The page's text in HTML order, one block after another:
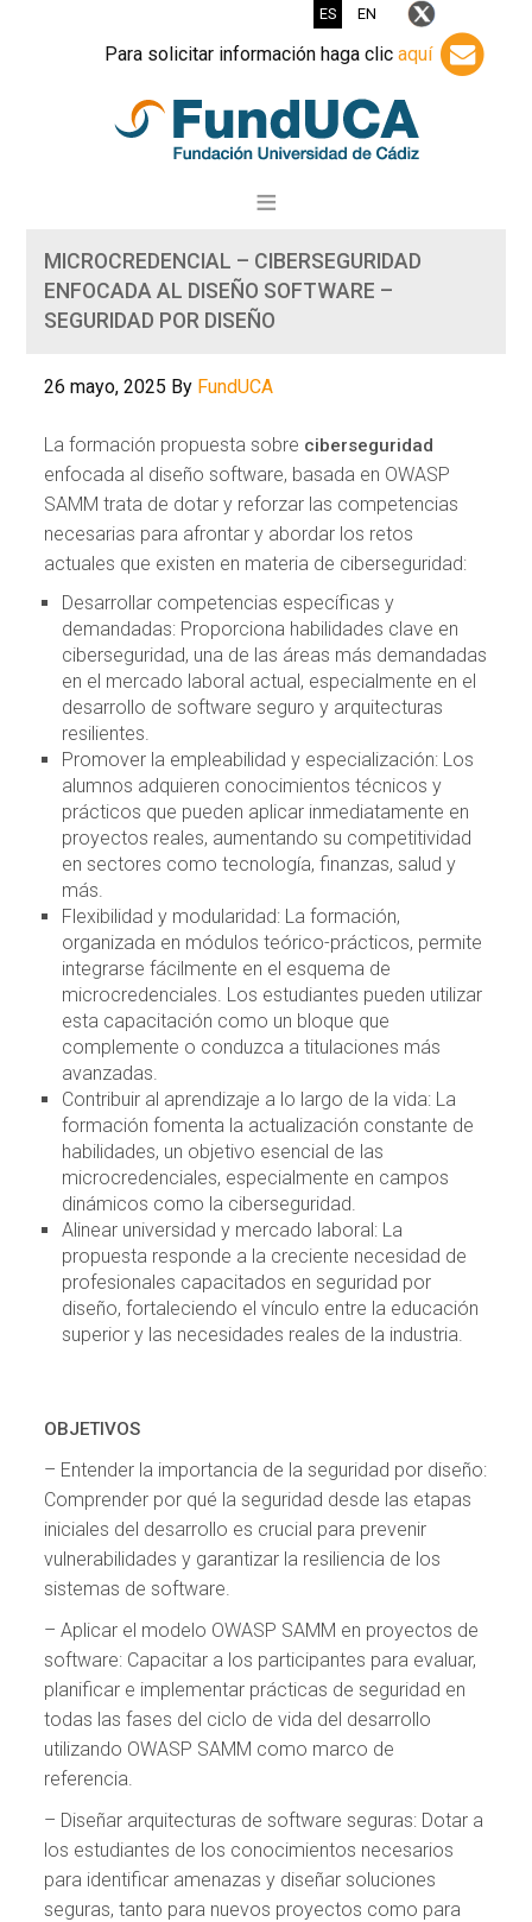
ES EN
Para solicitar información haga clic aquí
MICROCREDENCIAL – CIBERSEGURIDAD
ENFOCADA AL DISEÑO SOFTWARE –
SEGURIDAD POR DISEÑO
26 mayo, 2025 By FundUCA
La formación propuesta sobre ciberseguridad
enfocada al diseño software, basada en OWASP
SAMM trata de dotar y reforzar las competencias
necesarias para afrontar y abordar los retos
actuales que existen en materia de ciberseguridad:
Desarrollar competencias específicas y
demandadas: Proporciona habilidades clave en
ciberseguridad, una de las áreas más demandadas
en el mercado laboral actual, especialmente en el
desarrollo de software seguro y arquitecturas
resilientes.
Promover la empleabilidad y especialización: Los
alumnos adquieren conocimientos técnicos y
prácticos que pueden aplicar inmediatamente en
proyectos reales, aumentando su competitividad
en sectores como tecnología, finanzas, salud y
más.
Flexibilidad y modularidad: La formación,
organizada en módulos teórico-prácticos, permite
integrarse fácilmente en el esquema de
microcredenciales. Los estudiantes pueden utilizar
esta capacitación como un bloque que
complemente o conduzca a titulaciones más
avanzadas.
Contribuir al aprendizaje a lo largo de la vida: La
formación fomenta la actualización constante de
habilidades, un objetivo esencial de las
microcredenciales, especialmente en campos
dinámicos como la ciberseguridad.
Alinear universidad y mercado laboral: La
propuesta responde a la creciente necesidad de
profesionales capacitados en seguridad por
diseño, fortaleciendo el vínculo entre la educación
superior y las necesidades reales de la industria.
OBJETIVOS
– Entender la importancia de la seguridad por diseño:
Comprender por qué la seguridad desde las etapas
iniciales del desarrollo es crucial para prevenir
vulnerabilidades y garantizar la resiliencia de los
sistemas de software.
– Aplicar el modelo OWASP SAMM en proyectos de
software: Capacitar a los participantes para evaluar,
planificar e implementar prácticas de seguridad en
todas las fases del ciclo de vida del desarrollo
utilizando OWASP SAMM como marco de
referencia.
– Diseñar arquitecturas de software seguras: Dotar a
los estudiantes de los conocimientos necesarios
para identificar amenazas y diseñar soluciones
seguras, tanto para nuevos proyectos como para